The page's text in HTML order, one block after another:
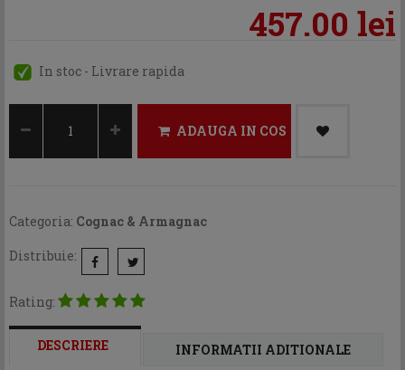
457.00 lei
In stoc - Livrare rapida
ADAUGA IN COS
Categoria: Cognac & Armagnac
Distribuie:
Rating:
DESCRIERE INFORMATII ADITIONALE